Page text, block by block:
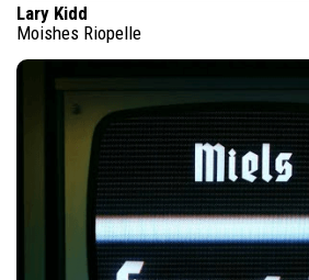
Lary Kidd
Moishes Riopelle